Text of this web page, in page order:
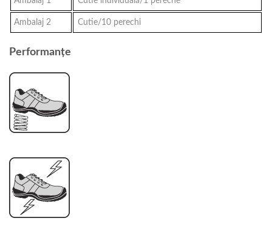
Ambalaj 2 Cutie/10 perechi
Performanțe